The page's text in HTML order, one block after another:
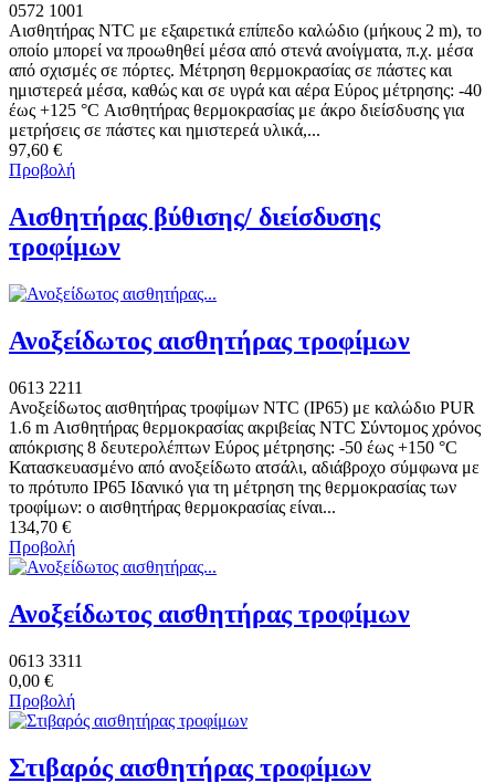
0572 1001
Αισθητήρας NTC με εξαιρετικά επίπεδο καλώδιο (μήκους 2 m), το
οποίο μπορεί να προωθηθεί μέσα από στενά ανοίγματα, π.χ. μέσα
από σχισμές σε πόρτες. Μέτρηση θερμοκρασίας σε πάστες και
ημιστερεά μέσα, καθώς και σε υγρά και αέρα Εύρος μέτρησης: -40
έως +125 °C Αισθητήρας θερμοκρασίας με άκρο διείσδυσης για
μετρήσεις σε πάστες και ημιστερεά υλικά,...
97,60 €
Προβολή
Αισθητήρας βύθισης/ διείσδυσης
τροφίμων
Ανοξείδωτος αισθητήρας τροφίμων
0613 2211
Ανοξείδωτος αισθητήρας τροφίμων NTC (IP65) με καλώδιο PUR
1.6 m Αισθητήρας θερμοκρασίας ακριβείας NTC Σύντομος χρόνος
απόκρισης 8 δευτερολέπτων Εύρος μέτρησης: -50 έως +150 °C
Κατασκευασμένο από ανοξείδωτο ατσάλι, αδιάβροχο σύμφωνα με
το πρότυπο IP65 Ιδανικό για τη μέτρηση της θερμοκρασίας των
τροφίμων: ο αισθητήρας θερμοκρασίας είναι...
134,70 €
Προβολή
Ανοξείδωτος αισθητήρας τροφίμων
0613 3311
0,00 €
Προβολή
Στιβαρός αισθητήρας τροφίμων